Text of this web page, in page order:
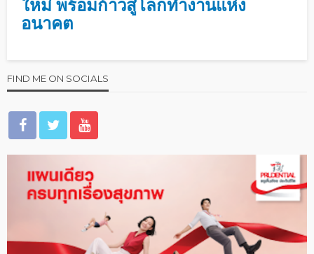
ใหม่ พร้อมก้าวสู่โลกทำงานแห่ง
อนาคต
FIND ME ON SOCIALS